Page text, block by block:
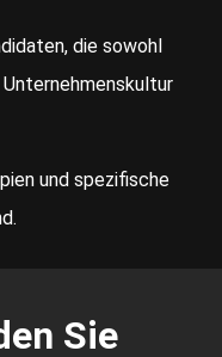
die sowohl
und spezifische
Sie